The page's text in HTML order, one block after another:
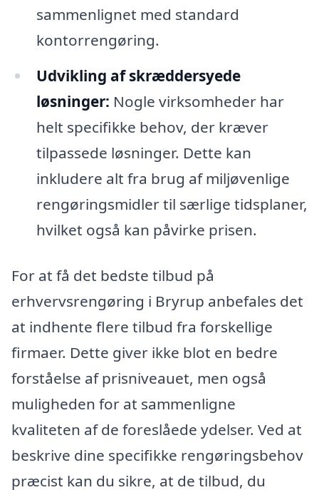
sammenlignet med standard
kontorrengøring.
Udvikling af skræddersyede
løsninger: Nogle virksomheder har
helt specifikke behov, der kræver
tilpassede løsninger. Dette kan
inkludere alt fra brug af miljøvenlige
rengøringsmidler til særlige tidsplaner,
hvilket også kan påvirke prisen.
For at få det bedste tilbud på
erhvervsrengøring i Bryrup anbefales det
at indhente flere tilbud fra forskellige
firmaer. Dette giver ikke blot en bedre
forståelse af prisniveauet, men også
muligheden for at sammenligne
kvaliteten af de foreslåede ydelser. Ved at
beskrive dine specifikke rengøringsbehov
præcist kan du sikre, at de tilbud, du